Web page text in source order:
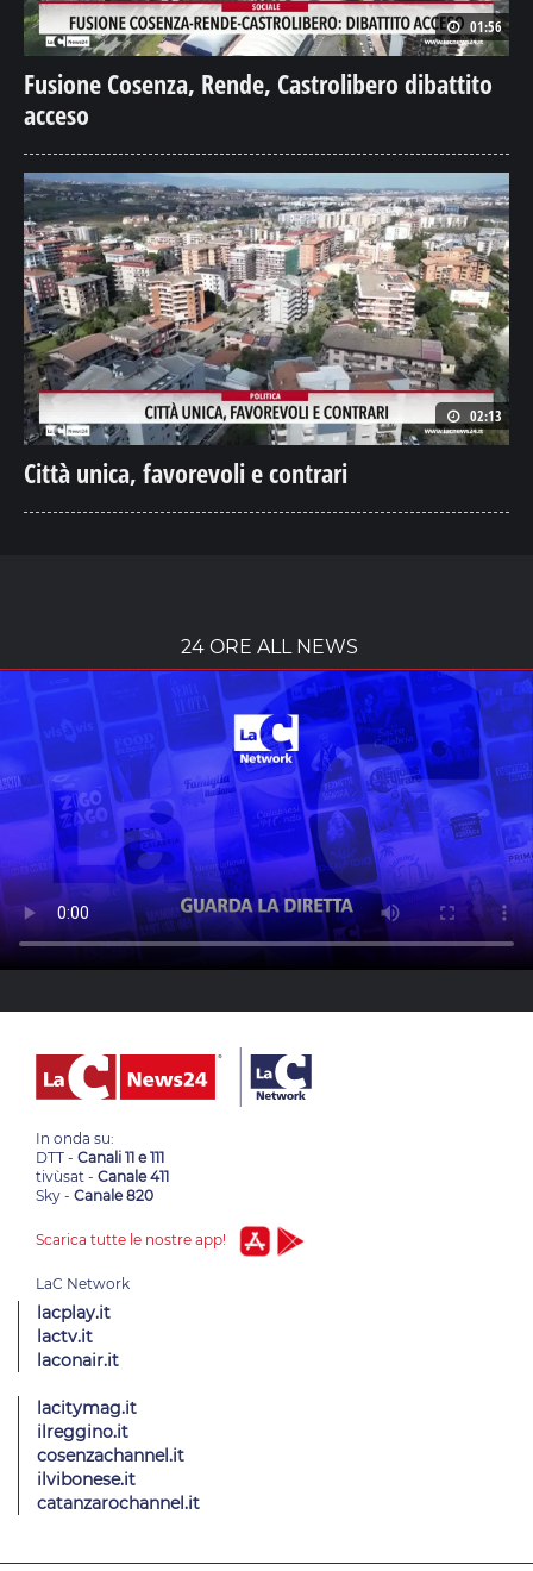
01:56
Fusione Cosenza, Rende, Castrolibero dibattito
acceso
02:13
Città unica, favorevoli e contrari
24 ORE ALL NEWS
In onda su:
DTT - Canali 11 e 111
tivùsat - Canale 411
Sky - Canale 820
Scarica tutte le nostre app!
lacplay.it
lactv.it
laconair.it
lacitymag.it
ilreggino.it
cosenzachannel.it
ilvibonese.it
catanzarochannel.it